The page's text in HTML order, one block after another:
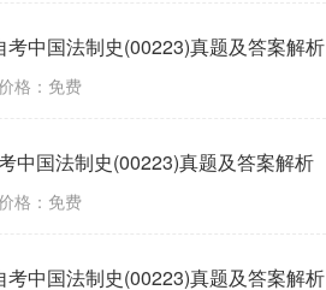
考中国法制史(00223)真题及答案解析
格：免费
中国法制史(00223)真题及答案解析
格：免费
考中国法制史(00223)真题及答案解析